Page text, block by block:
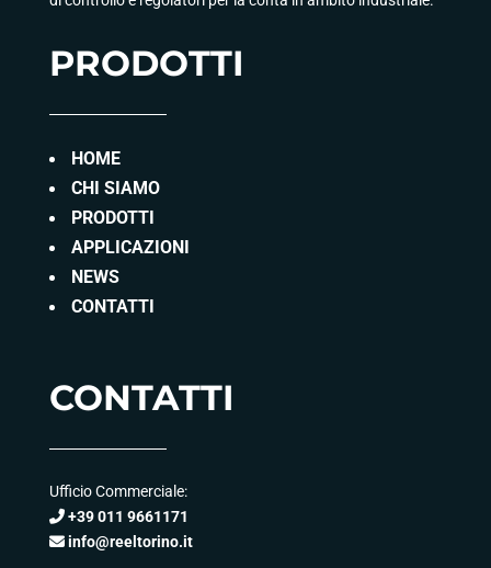
PRODOTTI
HOME
CHI SIAMO
PRODOTTI
APPLICAZIONI
NEWS
CONTATTI
CONTATTI
Ufficio Commerciale:
+39 011 9661171
info@reeltorino.it